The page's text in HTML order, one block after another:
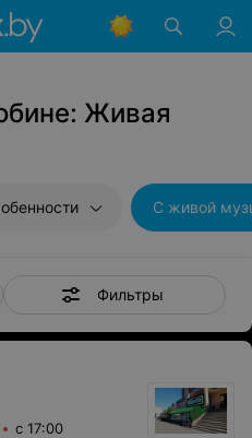
Живая
С живой
Фильтры
с 17:00